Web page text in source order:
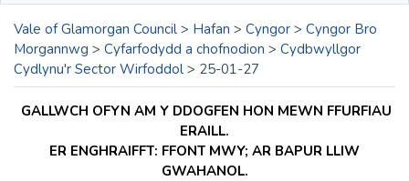
Vale of Glamorgan Council > Hafan > Cyngor > Cyngor Bro
Morgannwg > Cyfarfodydd a chofnodion > Cydbwyllgor
Cydlynu'r Sector Wirfoddol > 25-01-27
GALLWCH OFYN AM Y DDOGFEN HON MEWN FFURFIAU
ERAILL.
ER ENGHRAIFFT: FFONT MWY; AR BAPUR LLIW
GWAHANOL.